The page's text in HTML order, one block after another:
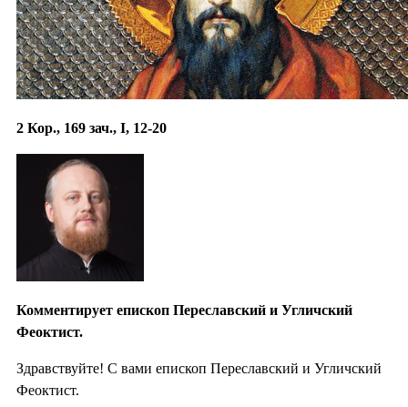
2 Кор., 169 зач., I, 12-20
Комментирует епископ Переславский и Угличский
Феоктист.
Здравствуйте! С вами епископ Переславский и Угличский
Феоктист.